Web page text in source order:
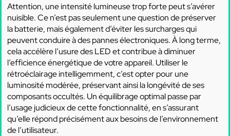
Attention, une intensité lumineuse trop forte peut s’avérer
nuisible. Ce n’est pas seulement une question de préserver
la batterie, mais également d’éviter les surcharges qui
peuvent conduire à des pannes électroniques. À long terme,
cela accélère l’usure des LED et contribue à diminuer
l’efficience énergétique de votre appareil. Utiliser le
rétroéclairage intelligemment, c’est opter pour une
luminosité modérée, préservant ainsi la longévité de ses
composants occultés. Un équilibrage optimal passe par
l’usage judicieux de cette fonctionnalité, en s’assurant
qu’elle répond précisément aux besoins de l’environnement
de l’utilisateur.